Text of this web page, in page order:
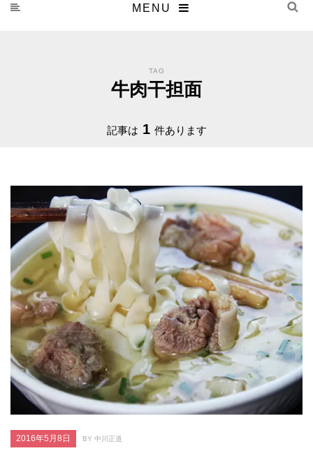
MENU
TAG
牛肉干担面
記事は 1 件あります
2016年5月8日 BY 中川正道